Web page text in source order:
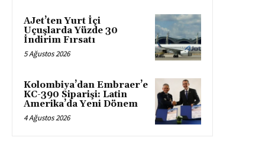
AJet’ten Yurt İçi
Uçuşlarda Yüzde 30
İndirim Fırsatı
5 Ağustos 2026
Kolombiya’dan Embraer’e
KC-390 Siparişi: Latin
Amerika’da Yeni Dönem
4 Ağustos 2026